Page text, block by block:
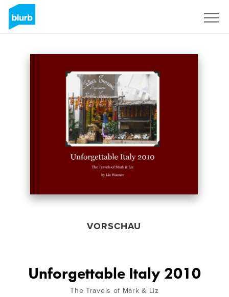
VORSCHAU
Unforgettable Italy 2010
The Travels of Mark & Liz